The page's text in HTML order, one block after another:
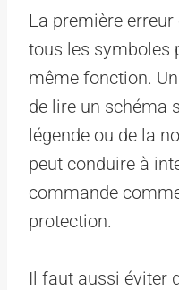
La première
tous les symboles
même fonction.
de lire un schéma
légende ou de la
peut conduire à
commande
protection.
Il faut aussi éviter